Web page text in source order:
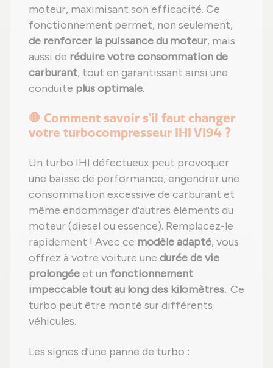
moteur, maximisant son efficacité. Ce
fonctionnement permet, non seulement,
de renforcer la puissance du moteur, mais
aussi de réduire votre consommation de
carburant, tout en garantissant ainsi une
conduite plus optimale.
🛑 Comment savoir s'il faut changer
votre turbocompresseur IHI VI94 ?
Un turbo IHI défectueux peut provoquer
une baisse de performance, engendrer une
consommation excessive de carburant et
même endommager d'autres éléments du
moteur (diesel ou essence). Remplacez-le
rapidement ! Avec ce modèle adapté, vous
offrez à votre voiture une durée de vie
prolongéeet un fonctionnement
impeccable tout au long des kilomètres.. Ce
turbo peut être monté sur différents
véhicules.
Les signes d'une panne de turbo :